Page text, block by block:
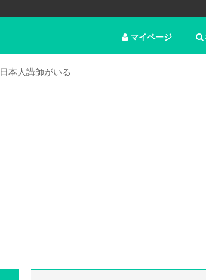
マイページ
日本人講師がいる